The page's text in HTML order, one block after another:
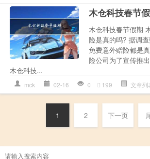
木仓科技春节
木仓科技春节假期
险是真的吗? 据调
免费意外赠险都是
险公司为了宣传推
木仓科技...
mck 02-16 0 199 文章列
1 2 下一页